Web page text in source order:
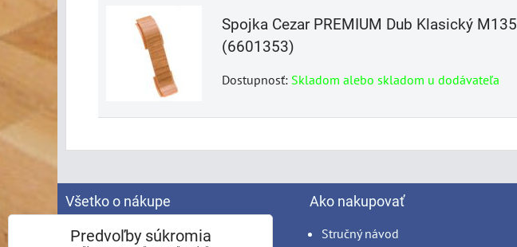
Spojka Cezar PREMIUM Dub Klasický M135
(6601353)
Dostupnosť: Skladom alebo skladom u dodávateľa
Všetko o nákupe
Spracovanie osobných údajov
Ako nakupovať
Stručný návod
Predvoľby súkromia